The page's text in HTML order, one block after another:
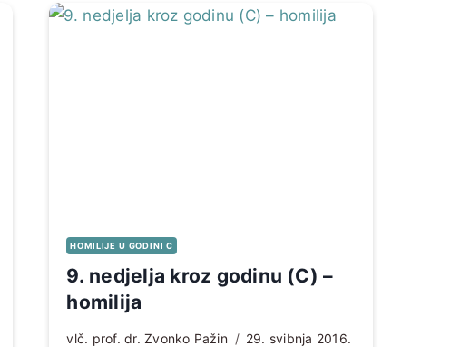
HOMILIJE U GODINI C
9. nedjelja kroz godinu (C) –
homilija
vlč. prof. dr. Zvonko Pažin 29. svibnja 2016.